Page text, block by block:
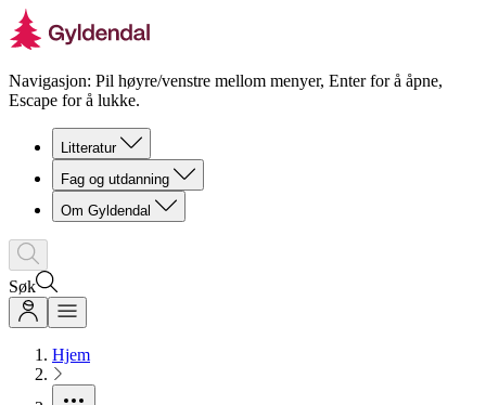
Navigasjon: Pil høyre/venstre mellom menyer, Enter for å åpne,
Escape for å lukke.
Litteratur
Fag og utdanning
Om Gyldendal
Søk
Hjem